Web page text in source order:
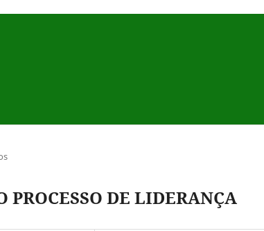
PROCESSO DE LIDERANÇA